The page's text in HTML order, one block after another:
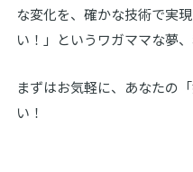
な変化を、確かな技術で実
い！」というワガママな夢
まずはお気軽に、あなたの
い！